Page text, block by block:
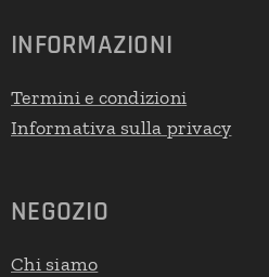
INFORMAZIONI
Termini e condizioni
Informativa sulla privacy
NEGOZIO
Chi siamo